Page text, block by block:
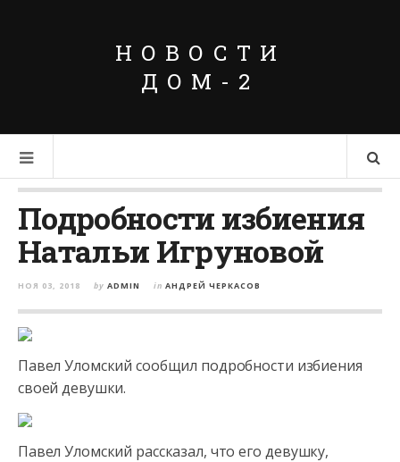
НОВОСТИ
ДОМ-2
Подробности избиения
Натальи Игруновой
НОЯ 03, 2018 by ADMIN in АНДРЕЙ ЧЕРКАСОВ
Павел Уломский сообщил подробности избиения
своей девушки.
Павел Уломский рассказал, что его девушку,